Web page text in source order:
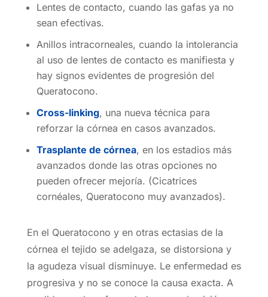
Lentes de contacto, cuando las gafas ya no
sean efectivas.
Anillos intracorneales, cuando la intolerancia
al uso de lentes de contacto es manifiesta y
hay signos evidentes de progresión del
Queratocono.
Cross-linking, una nueva técnica para
reforzar la córnea en casos avanzados.
Trasplante de córnea, en los estadios más
avanzados donde las otras opciones no
pueden ofrecer mejoría. (Cicatrices
cornéales, Queratocono muy avanzados).
En el Queratocono y en otras ectasias de la
córnea el tejido se adelgaza, se distorsiona y
la agudeza visual disminuye. Le enfermedad es
progresiva y no se conoce la causa exacta. A